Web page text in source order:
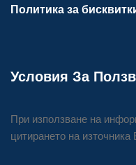
Политика за
Условия За
При използване на
цитирането на